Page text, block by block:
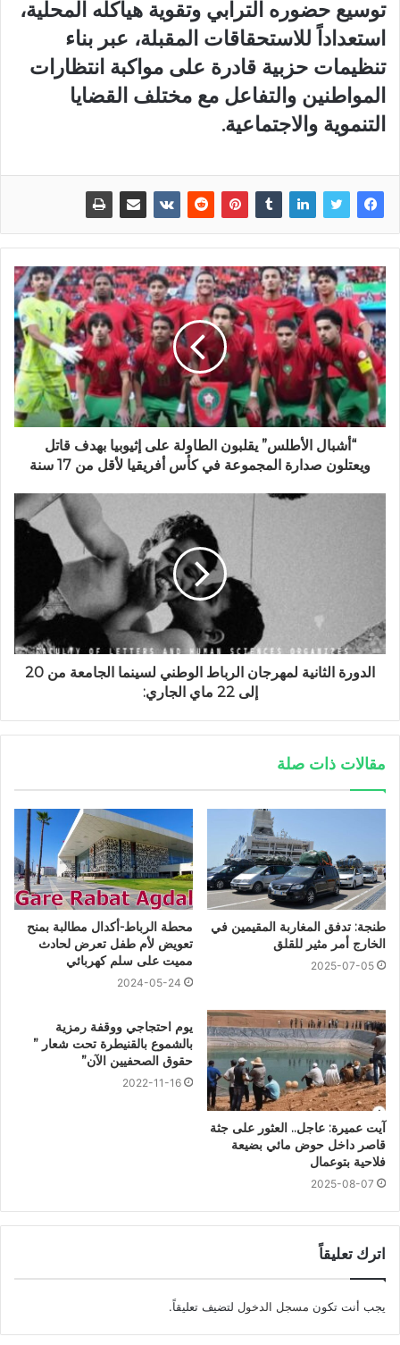
توسيع حضوره الترابي وتقوية هياكله المحلية،
استعداداً للاستحقاقات المقبلة، عبر بناء
تنظيمات حزبية قادرة على مواكبة انتظارات
المواطنين والتفاعل مع مختلف القضايا
التنموية والاجتماعية.
“أشبال الأطلس” يقلبون الطاولة على إثيوبيا بهدف قاتل
ويعتلون صدارة المجموعة في كأس أفريقيا لأقل من 17 سنة
الدورة الثانية لمهرجان الرباط الوطني لسينما الجامعة من 20
إلى 22 ماي الجاري:
مقالات ذات صلة
طنجة: تدفق المغاربة المقيمين في
الخارج أمر مثير للقلق
2025-07-05
محطة الرباط-أكدال مطالبة بمنح
تعويض لأم طفل تعرض لحادث
مميت على سلم كهربائي
2024-05-24
آيت عميرة: عاجل.. العثور على جثة
قاصر داخل حوض مائي بضيعة
فلاحية بتوعمال
2025-08-07
يوم احتجاجي ووقفة رمزية
بالشموع بالقنيطرة تحت شعار ”
حقوق الصحفيين الآن”
2022-11-16
اترك تعليقاً
يجب أنت تكون مسجل الدخول لتضيف تعليقاً.